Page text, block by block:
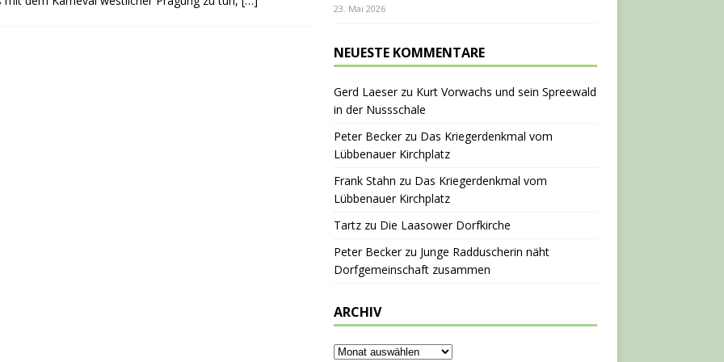
23. Mai 2026
NEUESTE KOMMENTARE
Gerd Laeserzu Kurt Vorwachs und sein Spreewald
in der Nussschale
Peter Beckerzu Das Kriegerdenkmal vom
Lübbenauer Kirchplatz
Frank Stahn zu Das Kriegerdenkmal vom
Lübbenauer Kirchplatz
Tartzzu Die Laasower Dorfkirche
Peter Beckerzu Junge Radduscherin näht
Dorfgemeinschaft zusammen
ARCHIV